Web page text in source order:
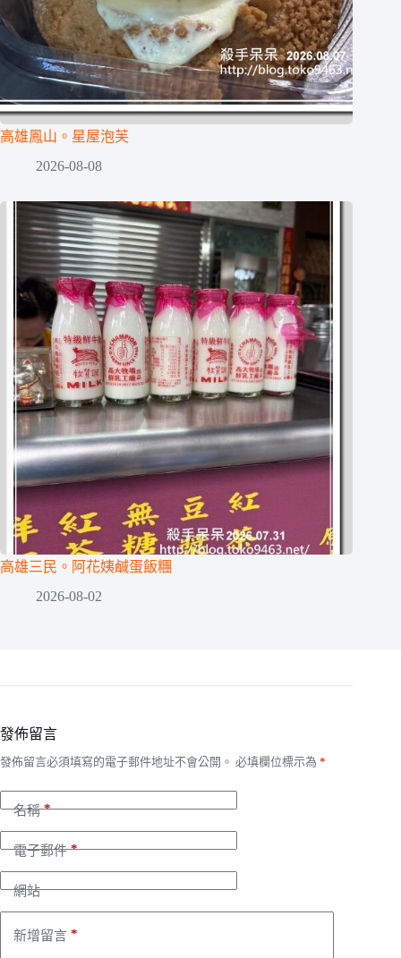
高雄鳳山。星屋泡芙
2026-08-08
高雄三民。阿花姨鹹蛋飯糰
2026-08-02
發佈留言
發佈留言必須填寫的電子郵件地址不會公開。 必填欄位標示為 *
名稱*
電子郵件*
網站
新增留言 *